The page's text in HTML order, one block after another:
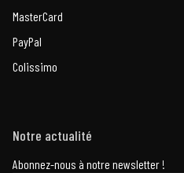
MasterCard
PayPal
Colissimo
Notre actualité
Abonnez-nous à notre newsletter !